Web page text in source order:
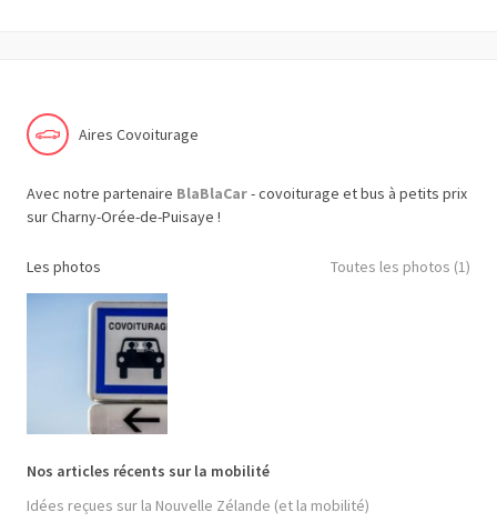
Aires Covoiturage
Avec notre partenaire BlaBlaCar- covoiturage et bus à petits prix
sur Charny-Orée-de-Puisaye !
Les photos Toutes les photos (1)
Nos articles récents sur la mobilité
Idées reçues sur la Nouvelle Zélande (et la mobilité)